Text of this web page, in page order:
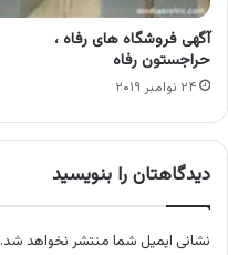
آگهی فروشگاه های رفاه ،
حراجستون رفاه
۲۴ نوامبر ۲۰۱۹
دیدگاهتان را بنویسید
نشانی ایمیل شما منتشر نخواهد شد.